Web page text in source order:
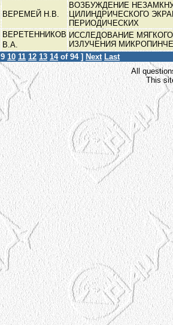
ВЕРЕМЕЙ Н.В.
ВОЗБУЖДЕНИЕ
ЦИЛИНДРИЧЕСКОГО
ПЕРИОДИЧЕСКИХ
ВЕРЕТЕННИКОВ
В.А.
ИССЛЕДОВАНИЕ
ИЗЛУЧЕНИЯ
9 10 11 12 13 14of 94 ] Next Last
All
This